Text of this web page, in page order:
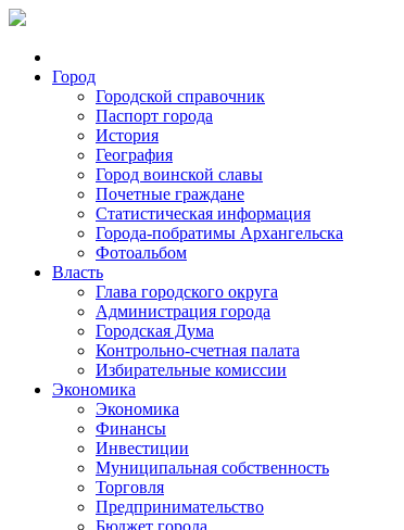
Город
Городской справочник
Паспорт города
История
География
Город воинской славы
Почетные граждане
Статистическая информация
Города-побратимы Архангельска
Фотоальбом
Власть
Глава городского округа
Администрация города
Городская Дума
Контрольно-счетная палата
Избирательные комиссии
Экономика
Экономика
Финансы
Инвестиции
Муниципальная собственность
Торговля
Предпринимательство
Бюджет города